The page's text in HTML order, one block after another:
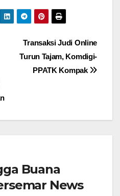
Transaksi Judi Online
Turun Tajam, Komdigi-
PPATK Kompak
Buana
News